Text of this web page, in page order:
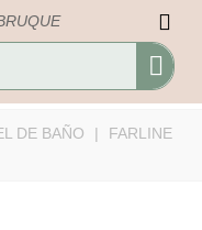
DE BAÑO |
FARLINE